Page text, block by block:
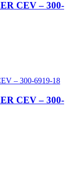
CEV – 300-
CEV – 300-